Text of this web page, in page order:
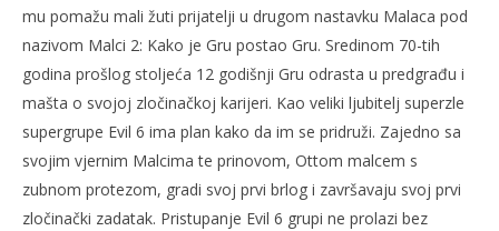
mu pomažu mali žuti prijatelji u drugom nastavku Malaca pod
nazivom Malci 2: Kako je Gru postao Gru. Sredinom 70-tih
godina prošlog stoljeća 12 godišnji Gru odrasta u predgrađu i
mašta o svojoj zločinačkoj karijeri. Kao veliki ljubitelj superzle
supergrupe Evil 6 ima plan kako da im se pridruži. Zajedno sa
svojim vjernim Malcima te prinovom, Ottom malcem s
zubnom protezom, gradi svoj prvi brlog i završavaju svoj prvi
zločinački zadatak. Pristupanje Evil 6 grupi ne prolazi bez